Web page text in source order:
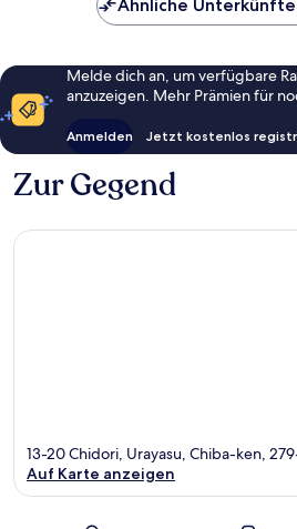
Ähnliche
Melde dich an, um verfügbare
anzuzeigen. Mehr Prämien für
Anmelden Jetzt kostenlos
Zur Gegend
13-20 Chidori, Urayasu, Chiba-ken,
Auf Karte anzeigen